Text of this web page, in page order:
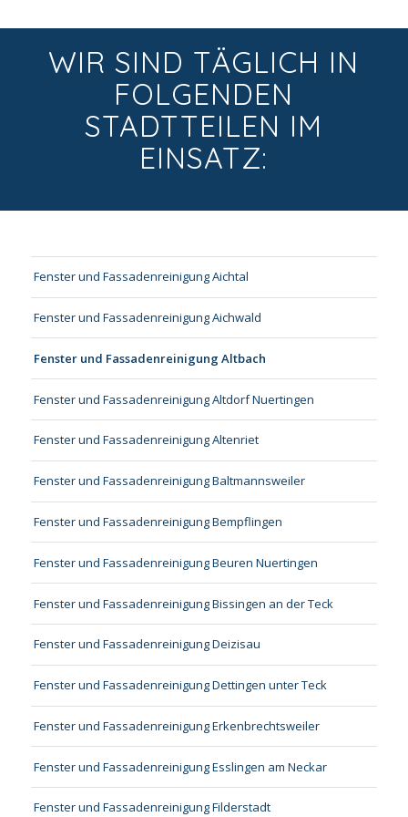
WIR SIND TÄGLICH IN
FOLGENDEN
STADTTEILEN IM
EINSATZ:
Fenster und Fassadenreinigung Aichtal
Fenster und Fassadenreinigung Aichwald
Fenster und Fassadenreinigung Altbach
Fenster und Fassadenreinigung Altdorf Nuertingen
Fenster und Fassadenreinigung Altenriet
Fenster und Fassadenreinigung Baltmannsweiler
Fenster und Fassadenreinigung Bempflingen
Fenster und Fassadenreinigung Beuren Nuertingen
Fenster und Fassadenreinigung Bissingen an der Teck
Fenster und Fassadenreinigung Deizisau
Fenster und Fassadenreinigung Dettingen unter Teck
Fenster und Fassadenreinigung Erkenbrechtsweiler
Fenster und Fassadenreinigung Esslingen am Neckar
Fenster und Fassadenreinigung Filderstadt